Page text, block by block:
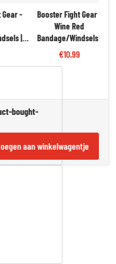
-
|
Booster Fight Gear -
Wine Red
Bandage/Windsels |
Katoen
€10,99
bought-
aan winkelwagentje